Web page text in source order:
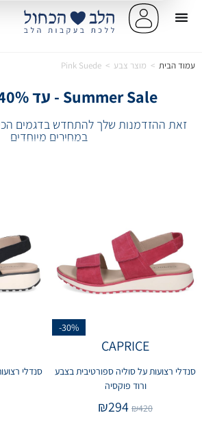
עמוד הבית > מוצר צבע >
Pink Suede
Summer Sale - עד 40% הנחה ☀️
זאת ההזדמנות שלך להתחדש בדגמים
במחירים מיוחדים
-30%
CAPRICE
סנדלי רצועות על סוליה ספורטיבית בצבע
ורוד פוקסיה
₪420
₪294
סנדלי